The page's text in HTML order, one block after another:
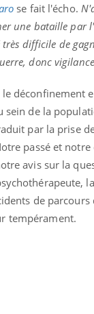
se fait l'écho.
une bataille par
difficile de
donc
déconfinement
sein de la
par la prise
passé et notre
avis sur la
de
tempérament.